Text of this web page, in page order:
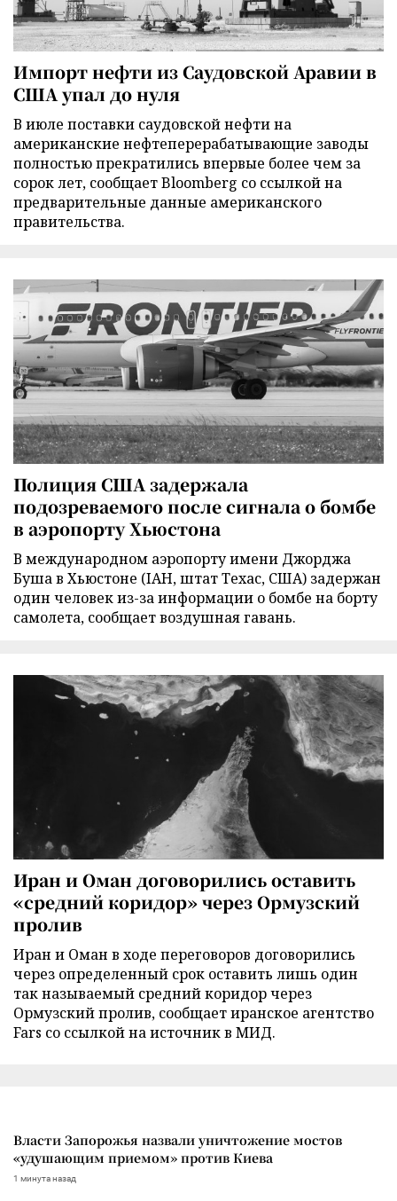
Импорт нефти из Саудовской Аравии в
США упал до нуля
В июле поставки саудовской нефти на
американские нефтеперерабатывающие заводы
полностью прекратились впервые более чем за
сорок лет, сообщает Bloomberg со ссылкой на
предварительные данные американского
правительства.
Полиция США задержала
подозреваемого после сигнала о бомбе
в аэропорту Хьюстона
В международном аэропорту имени Джорджа
Буша в Хьюстоне (IAH, штат Техас, США) задержан
один человек из-за информации о бомбе на борту
самолета, сообщает воздушная гавань.
Иран и Оман договорились оставить
«средний коридор» через Ормузский
пролив
Иран и Оман в ходе переговоров договорились
через определенный срок оставить лишь один
так называемый средний коридор через
Ормузский пролив, сообщает иранское агентство
Fars со ссылкой на источник в МИД.
Власти Запорожья назвали уничтожение мостов
«удушающим приемом» против Киева
1 минута назад